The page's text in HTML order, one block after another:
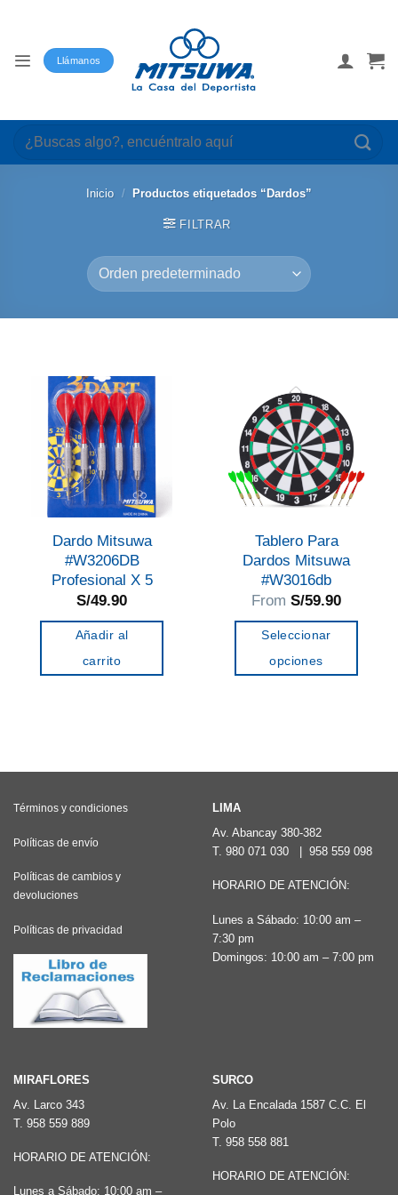
Llámanos
Buscar
por:
Inicio / Productos etiquetados “Dardos”
FILTRAR
Dardo Mitsuwa
#W3206DB
Profesional X 5
S/49.90
Añadir al
carrito
Tablero Para
Dardos Mitsuwa
#W3016db
From S/59.90
Seleccionar
opciones
opciones
se
pueden
en
la
Términos y condiciones
Políticas de envío
Políticas de cambios y
devoluciones
Políticas de privacidad
LIMA
Av. Abancay 380-382
T. 980 071 030 958 559 098
HORARIO DE ATENCIÓN:
Lunes a Sábado: 10:00 am –
7:30 pm
Domingos: 10:00 am – 7:00 pm
MIRAFLORES
Av. Larco 343
T. 958 559 889
HORARIO DE ATENCIÓN:
Lunes a Sábado: 10:00 am –
SURCO
Av. La Encalada 1587 C.C. El
Polo
T. 958 558 881
HORARIO DE ATENCIÓN: